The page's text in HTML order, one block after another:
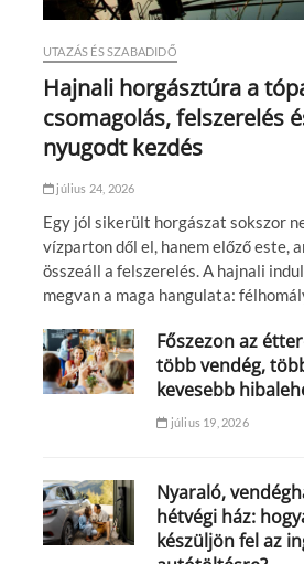
UTAZÁS ÉS SZABADIDŐ
Hajnali horgásztúra a
csomagolás, felszerelés
nyugodt kezdés
július 24, 2026
Egy jól sikerült horgászat sokszor
vízparton dől el, hanem előző este,
összeáll a felszerelés. A hajnali
megvan a maga hangulata:
Főszezon az
több vendég,
kevesebb
július 19, 2026
Nyaraló,
hétvégi ház:
készüljön fel az